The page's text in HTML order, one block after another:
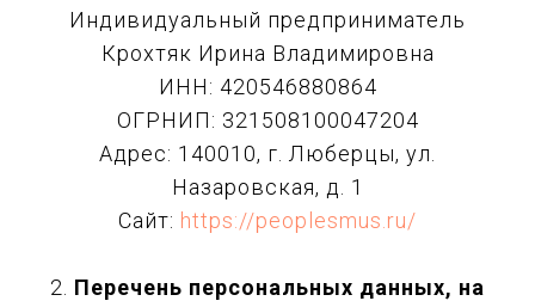
Индивидуальный предприниматель
Крохтяк Ирина Владимировна
ИНН: 420546880864
ОГРНИП: 321508100047204
Адрес: 140010, г. Люберцы, ул.
Назаровская, д. 1
Сайт: https://peoplesmus.ru/
2. Перечень персональных данных, на